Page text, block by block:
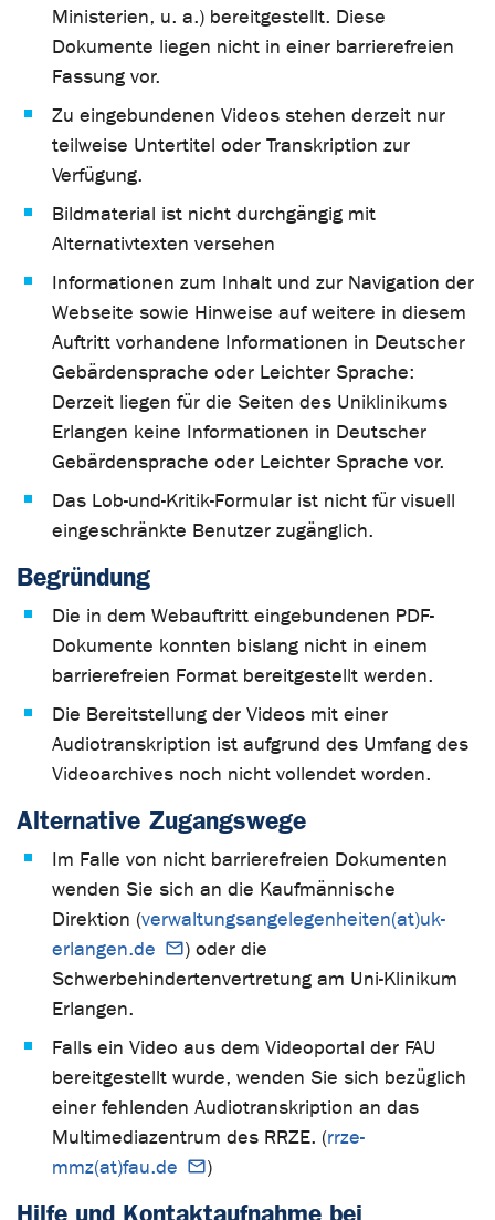
Ministerien, u. a.) bereitgestellt. Diese
Dokumente liegen nicht in einer barrierefreien
Fassung vor.
Zu eingebundenen Videos stehen derzeit nur
teilweise Untertitel oder Transkription zur
Verfügung.
Bildmaterial ist nicht durchgängig mit
Alternativtexten versehen
Informationen zum Inhalt und zur Navigation der
Webseite sowie Hinweise auf weitere in diesem
Auftritt vorhandene Informationen in Deutscher
Gebärdensprache oder Leichter Sprache:
Derzeit liegen für die Seiten des Uniklinikums
Erlangen keine Informationen in Deutscher
Gebärdensprache oder Leichter Sprache vor.
Das Lob-und-Kritik-Formular ist nicht für visuell
eingeschränkte Benutzer zugänglich.
Begründung
Die in dem Webauftritt eingebundenen PDF-
Dokumente konnten bislang nicht in einem
barrierefreien Format bereitgestellt werden.
Die Bereitstellung der Videos mit einer
Audiotranskription ist aufgrund des Umfang des
Videoarchives noch nicht vollendet worden.
Alternative Zugangswege
Im Falle von nicht barrierefreien Dokumenten
wenden Sie sich an die Kaufmännische
Direktion (verwaltungsangelegenheiten(at)uk-
erlangen.de
) oder die
Schwerbehindertenvertretung am Uni-Klinikum
Erlangen.
Falls ein Video aus dem Videoportal der FAU
bereitgestellt wurde, wenden Sie sich bezüglich
einer fehlenden Audiotranskription an das
Multimediazentrum des RRZE. (rrze-
mmz(at)fau.de
)
Hilfe und Kontaktaufnahme bei